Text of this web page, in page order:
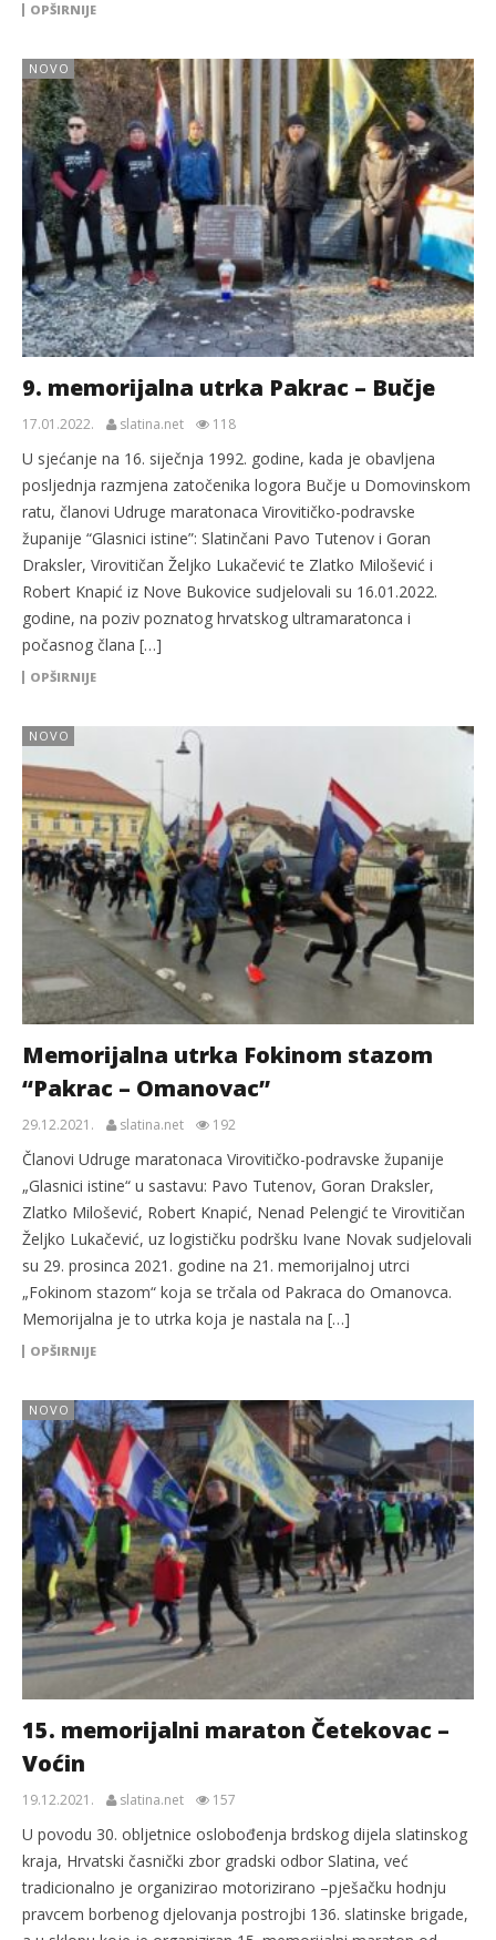
OPŠIRNIJE
NOVO
9. memorijalna utrka Pakrac – Bučje
17.01.2022. slatina.net 118
U sjećanje na 16. siječnja 1992. godine, kada je obavljena
posljednja razmjena zatočenika logora Bučje u Domovinskom
ratu, članovi Udruge maratonaca Virovitičko-podravske
županije “Glasnici istine”: Slatinčani Pavo Tutenov i Goran
Draksler, Virovitičan Željko Lukačević te Zlatko Milošević i
Robert Knapić iz Nove Bukovice sudjelovali su 16.01.2022.
godine, na poziv poznatog hrvatskog ultramaratonca i
počasnog člana […]
OPŠIRNIJE
NOVO
Memorijalna utrka Fokinom stazom
“Pakrac – Omanovac”
29.12.2021. slatina.net 192
Članovi Udruge maratonaca Virovitičko-podravske županije
„Glasnici istine“ u sastavu: Pavo Tutenov, Goran Draksler,
Zlatko Milošević, Robert Knapić, Nenad Pelengić te Virovitičan
Željko Lukačević, uz logističku podršku Ivane Novak sudjelovali
su 29. prosinca 2021. godine na 21. memorijalnoj utrci
„Fokinom stazom“ koja se trčala od Pakraca do Omanovca.
Memorijalna je to utrka koja je nastala na […]
OPŠIRNIJE
NOVO
15. memorijalni maraton Četekovac –
Voćin
19.12.2021. slatina.net 157
U povodu 30. obljetnice oslobođenja brdskog dijela slatinskog
kraja, Hrvatski časnički zbor gradski odbor Slatina, već
tradicionalno je organizirao motorizirano –pješačku hodnju
pravcem borbenog djelovanja postrojbi 136. slatinske brigade,